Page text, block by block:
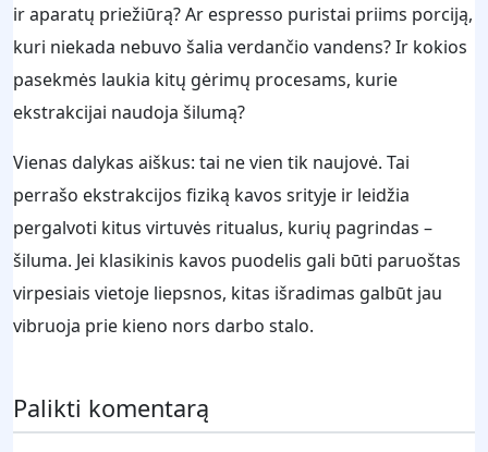
ir aparatų priežiūrą? Ar espresso puristai priims porciją,
kuri niekada nebuvo šalia verdančio vandens? Ir kokios
pasekmės laukia kitų gėrimų procesams, kurie
ekstrakcijai naudoja šilumą?
Vienas dalykas aiškus: tai ne vien tik naujovė. Tai
perrašo ekstrakcijos fiziką kavos srityje ir leidžia
pergalvoti kitus virtuvės ritualus, kurių pagrindas –
šiluma. Jei klasikinis kavos puodelis gali būti paruoštas
virpesiais vietoje liepsnos, kitas išradimas galbūt jau
vibruoja prie kieno nors darbo stalo.
Palikti komentarą